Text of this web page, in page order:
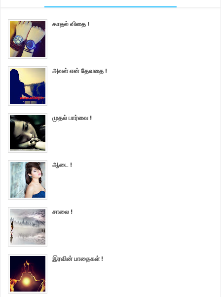
காதல் விதை !
அவள் என் தேவதை !
முதல் பார்வை !
ஆடை !
சாலை !
இரவின் பாதைகள் !